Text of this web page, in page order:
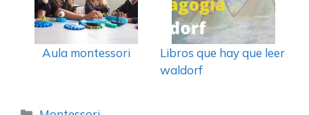
Aula montessori
Libros que hay que leer
waldorf
Categorías